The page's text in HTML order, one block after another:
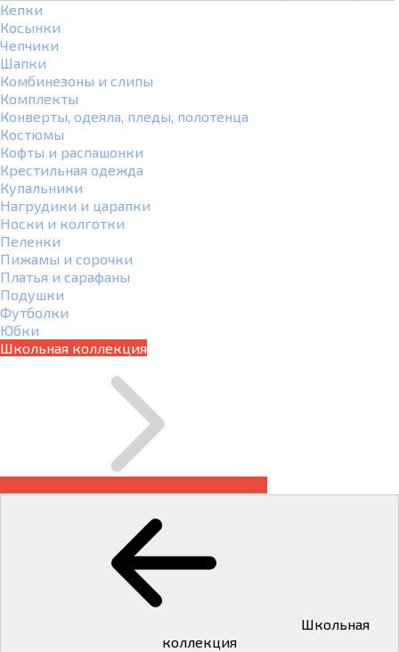
Кепки
Косынки
Чепчики
Шапки
Комбинезоны и слипы
Комплекты
Конверты, одеяла, пледы, полотенца
Костюмы
Кофты и распашонки
Крестильная одежда
Купальники
Нагрудики и царапки
Носки и колготки
Пеленки
Пижамы и сорочки
Платья и сарафаны
Подушки
Футболки
Юбки
Школьная коллекция
коллекция